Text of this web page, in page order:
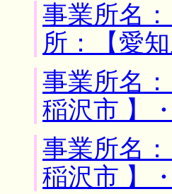
事業所名
所：【愛
事業所名
稲沢市 】
事業所名
稲沢市 】